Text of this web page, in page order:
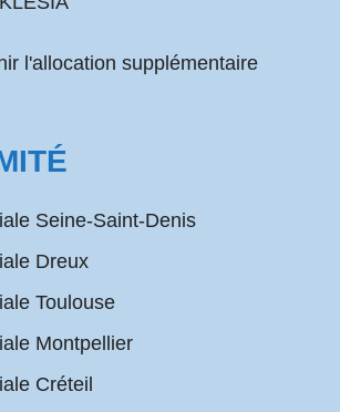
l'allocation supplémentaire
Seine-Saint-Denis
Dreux
Toulouse
Montpellier
Créteil